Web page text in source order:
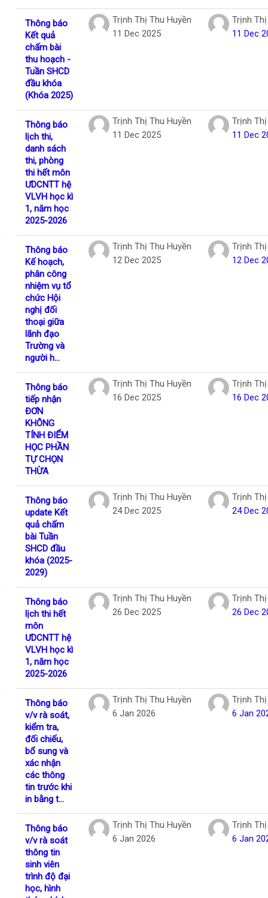
Thông báo
Kết quả
chấm bài
thu hoạch -
Tuần SHCD
đầu khóa
(Khóa 2025)
Trịnh Thị Thu Huyền
11 Dec 2025
Trịnh
11 Dec
Thông báo
lịch thi,
danh sách
thi, phòng
thi hết môn
ƯDCNTT hệ
VLVH học kì
1, năm học
2025-2026
Trịnh Thị Thu Huyền
11 Dec 2025
Trịnh
11 Dec
Thông báo
Kế hoạch,
phân công
nhiệm vụ tổ
chức Hội
nghị đối
thoại giữa
lãnh đạo
Trường và
người h...
Trịnh Thị Thu Huyền
12 Dec 2025
Trịnh
12 Dec
Thông báo
tiếp nhận
ĐƠN
KHÔNG
TÍNH ĐIỂM
HỌC PHẦN
TỰ CHỌN
THỪA
Trịnh Thị Thu Huyền
16 Dec 2025
Trịnh
16 Dec
Thông báo
update Kết
quả chấm
bài Tuần
SHCD đầu
khóa (2025-
2029)
Trịnh Thị Thu Huyền
24 Dec 2025
Trịnh
24 Dec
Thông báo
lịch thi hết
môn
ƯDCNTT hệ
VLVH học kì
1, năm học
2025-2026
Trịnh Thị Thu Huyền
26 Dec 2025
Trịnh
26 Dec
Thông báo
v/v rà soát,
kiểm tra,
đối chiếu,
bổ sung và
xác nhận
các thông
tin trước khi
in bằng t...
Trịnh Thị Thu Huyền
6 Jan 2026
Trịnh
6 Jan
Thông báo
v/v rà soát
thông tin
sinh viên
trình độ đại
học, hình
Trịnh Thị Thu Huyền
6 Jan 2026
Trịnh
6 Jan